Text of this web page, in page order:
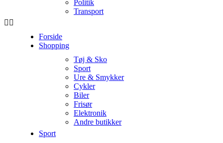
Politik
Transport
Forside
Shopping
Tøj & Sko
Sport
Ure & Smykker
Cykler
Biler
Frisør
Elektronik
Andre butikker
Sport